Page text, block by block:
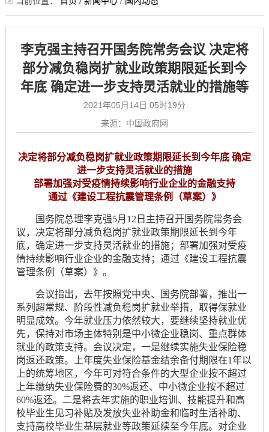
李克强主持召开国务院常务会议 决定将
部分减负稳岗扩就业政策期限延长到今
年底 确定进一步支持灵活就业的措施等
2021年05月14日 05时19分
来源：中国政府网
决定将部分减负稳岗扩就业政策期限延长到今年底 确定
进一步支持灵活就业的措施
部署加强对受疫情持续影响行业企业的金融支持
通过《建设工程抗震管理条例（草案）》
国务院总理李克强5月12日主持召开国务院常务会
议，决定将部分减负稳岗扩就业政策期限延长到今年
底，确定进一步支持灵活就业的措施；部署加强对受疫
情持续影响行业企业的金融支持；通过《建设工程抗震
管理条例（草案）》。
会议指出，去年按照党中央、国务院部署，推出一
系列超常规、阶段性减负稳岗扩就业举措，取得保就业
明显成效。今年就业压力依然较大，要继续坚持就业优
先，保持对市场主体特别是中小微企业稳岗、重点群体
就业的政策支持。会议决定，一是继续实施失业保险稳
岗返还政策。上年度失业保险基金结余备付期限在1年以
上的统筹地区，今年可对符合条件的大型企业按不超过
上年缴纳失业保险费的30%返还、中小微企业按不超过
60%返还。二是将去年实施的职业培训、技能提升和高
校毕业生见习补贴及发放失业补助金和临时生活补助、
支持高校毕业生基层就业等政策延续至今年底。对企业